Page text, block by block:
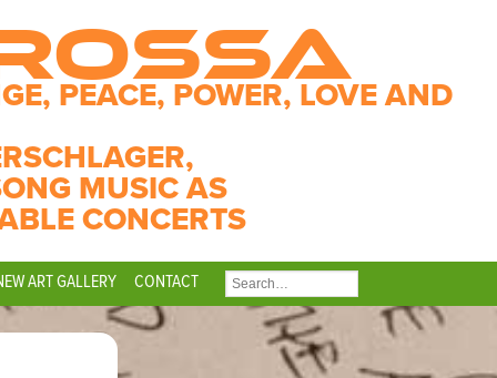
PEACE, POWER, LOVE AND
MUSIC AS
CONCERTS
ART GALLERY CONTACT
SEARCH
FOR: